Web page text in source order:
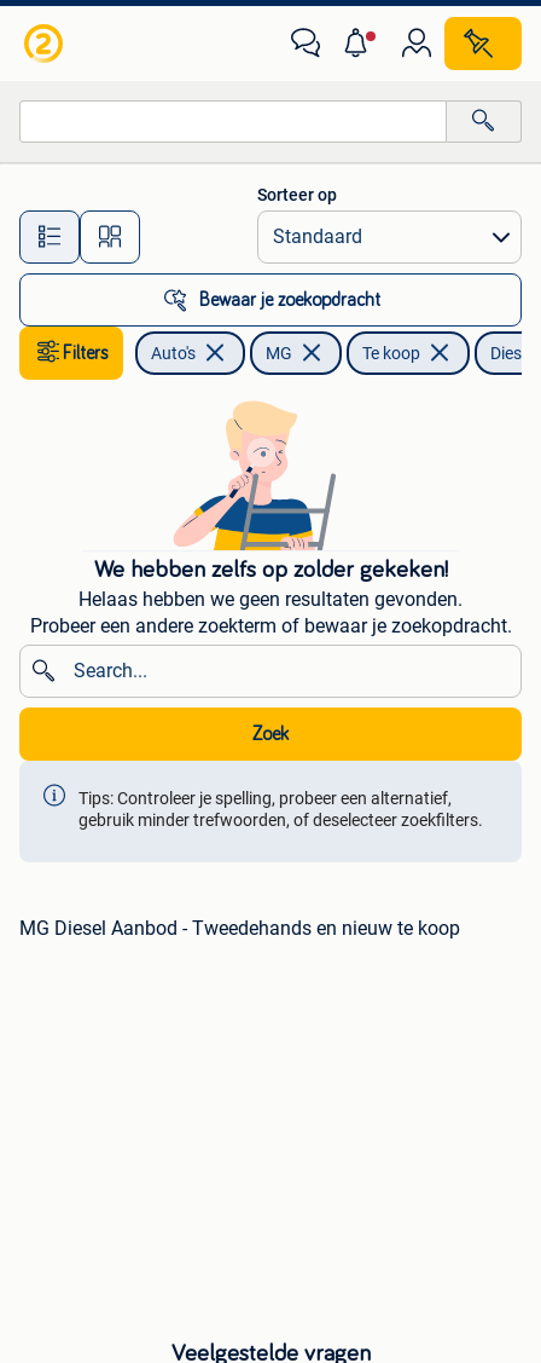
Alle afstanden…
Sorteer op
Bewaar je zoekopdracht
Filters Auto's MG Te koop Diesel
We hebben zelfs op zolder gekeken!
Helaas hebben we geen resultaten gevonden.
Probeer een andere zoekterm of bewaar je zoekopdracht.
Zoek
Tips: Controleer je spelling, probeer een alternatief,
gebruik minder trefwoorden, of deselecteer zoekfilters.
MG Diesel Aanbod - Tweedehands en nieuw te koop
Veelgestelde vragen